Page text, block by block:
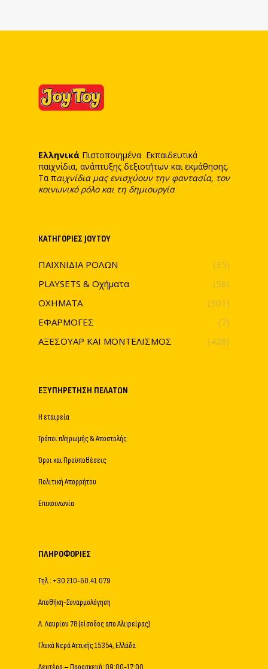
Ελληνικά Πιστοποιημένα Εκπαιδευτικά
παιχνίδια, ανάπτυξης δεξιοτήτων και εκμάθησης.
Τα παιχνίδια μας ενισχύουν την φαντασία, τον
κοινωνικό ρόλο και τη δημιουργία
ΚΑΤΗΓΟΡΊΕΣ JOYTOY
ΠΑΙΧΝΙΔΙΑ ΡΟΛΩΝ
(35)
PLAYSETS & Οχήματα
(58)
ΟΧΗΜΑΤΑ
(301)
ΕΦΑΡΜΟΓΕΣ
(7)
ΑΞΕΣΟΥΑΡ ΚΑΙ ΜΟΝΤΕΛΙΣΜΟΣ
(428)
ΕΞΥΠΗΡΈΤΗΣΗ ΠΕΛΑΤΏΝ
Η εταιρεία
Τρόποι πληρωμής & Αποστολής
Όροι και Προϋποθέσεις
Πολιτική Απορρήτου
Επικοινωνία
ΠΛΗΡΟΦΟΡΊΕΣ
Τηλ.: +30 210-60.41.079
Αποθήκη-Συναρμολόγηση
Λ. Λαυρίου 78 (είσοδος απο Αλιφείρας)
Γλυκά Νερά Αττικής 15354, Ελλάδα